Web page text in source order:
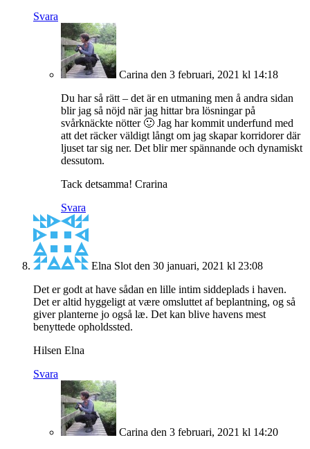
Svara
Carina den 3 februari, 2021 kl 14:18
Du har så rätt – det är en utmaning men å andra sidan
blir jag så nöjd när jag hittar bra lösningar på
svårknäckte nötter 🙂 Jag har kommit underfund med
att det räcker väldigt långt om jag skapar korridorer där
ljuset tar sig ner. Det blir mer spännande och dynamiskt
dessutom.
Tack detsamma! Crarina
Svara
Elna Slot den 30 januari, 2021 kl 23:08
Det er godt at have sådan en lille intim siddeplads i haven.
Det er altid hyggeligt at være omsluttet af beplantning, og så
giver planterne jo også læ. Det kan blive havens mest
benyttede opholdssted.
Hilsen Elna
Svara
Carina den 3 februari, 2021 kl 14:20